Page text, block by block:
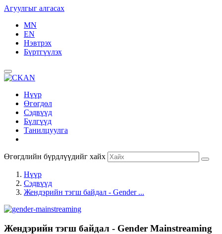
Агуулгыг алгасах
MN
EN
Нэвтрэх
Бүртгүүлэх
Нүүр
Өгөгдөл
Сэдвүүд
Бүлгүүд
Танилцуулга
Өгөгдлийн бүрдлүүдийг хайх
Нүүр
Сэдвүүд
Жендэрийн тэгш байдал - Gender ...
Жендэрийн тэгш байдал - Gender Mainstreaming